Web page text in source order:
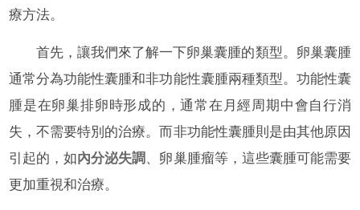
療方法。
首先，讓我們來了解一下卵巢囊腫的類型。卵巢囊腫
通常分為功能性囊腫和非功能性囊腫兩種類型。功能性囊
腫是在卵巢排卵時形成的，通常在月經周期中會自行消
失，不需要特別的治療。而非功能性囊腫則是由其他原因
引起的，如內分泌失調 、卵巢腫瘤等，這些囊腫可能需要
更加重視和治療。